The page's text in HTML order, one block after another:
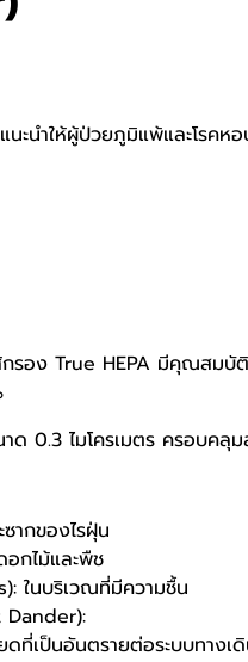
ะนำให้ผู้ป่วยภูมิแพ้และโรคห
กรอง True HEPA มีคุณสมบั
ด 0.3 ไมโครเมตร ครอบคลุ
ากของไรฝุ่น
อกไม้และพืช
ในบริเวณที่มีความชื้น
Dander):
ที่เป็นอันตรายต่อระบบทางเ